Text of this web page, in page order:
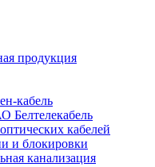
продукция
кабель
Белтелекабель
кабелей
и блокировки
канализация